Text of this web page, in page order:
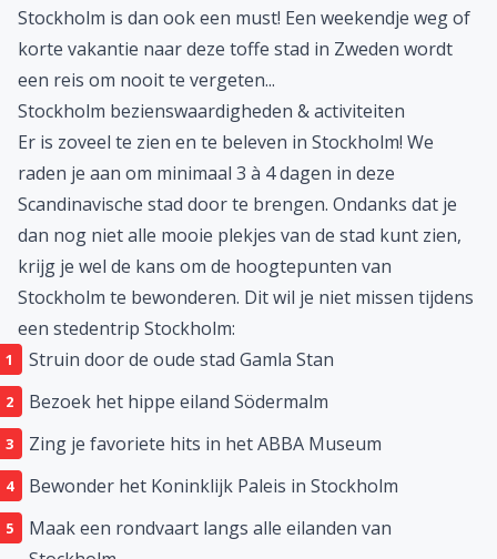
winkelstraten, bezienswaardigheden en cultuur. Alle
ingrediënten voor een geslaagdestedentripals je het
ons vraagt!
Stockholm is verdeeld over 14 verschillende eilanden
die door middel van 57 bruggen met elkaar verbonden
zijn. Een middagje eilandhoppen tijdens een stedentrip
Stockholm is dan ook eenmust ! Eenweekendje wegof
korte vakantie naar deze toffe stad inZweden
een reis om nooit te vergeten...
Stockholm bezienswaardigheden & activiteiten
Er is zoveel te zien en te beleven in Stockholm! We
raden je aan om minimaal 3 à 4 dagen in deze
Scandinavische stad door te brengen. Ondanks dat je
dan nog niet alle mooie plekjes van de stad kunt zien,
krijg je wel de kans om de hoogtepunten van
Stockholm te bewonderen. Dit wil je niet missen tijdens
een stedentrip Stockholm: